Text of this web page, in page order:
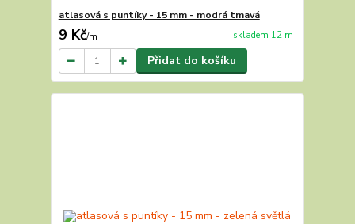
atlasová s puntíky - 15 mm - modrá tmavá
9 Kč/m skladem 12 m
Přidat do košíku